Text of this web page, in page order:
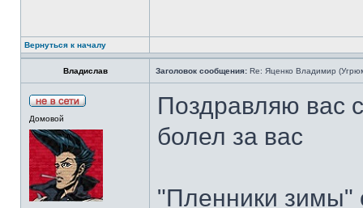
Вернуться к началу
Владислав Заголовок сообщения: Re: Яценко Владимир
Домовой
Поздравляю вас
болел за вас
"Пленники зимы"